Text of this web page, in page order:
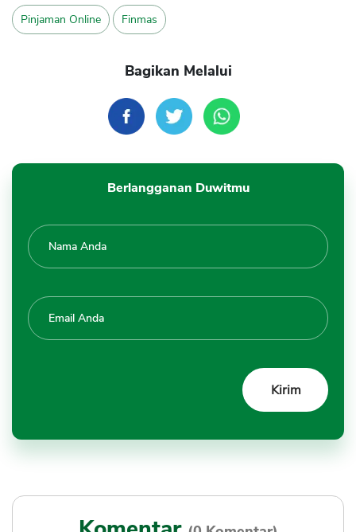
Pinjaman Online Finmas
Bagikan Melalui
Berlangganan Duwitmu